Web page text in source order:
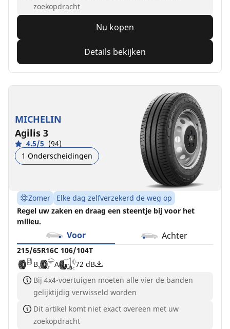
zoekopdracht
Nu kopen
Details bekijken
MICHELIN
Agilis 3
4.5/5 (94)
1 Onderscheidingen
Zomer
Elke dag zelfverzekerd de weg op
Regel uw zaken en draag een steentje bij voor het
milieu.
Voor Achter
215/65R16C 106/104T
B
A 72 dB
Bij 4x4-voertuigen moeten alle vier de banden
gelijktijdig verwisseld worden
Dit artikel komt niet exact overeen met uw
zoekopdracht